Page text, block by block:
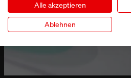
Alle akzeptieren
Ablehnen